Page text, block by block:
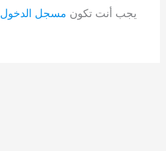
يجب أنت تكون مسجل الدخول